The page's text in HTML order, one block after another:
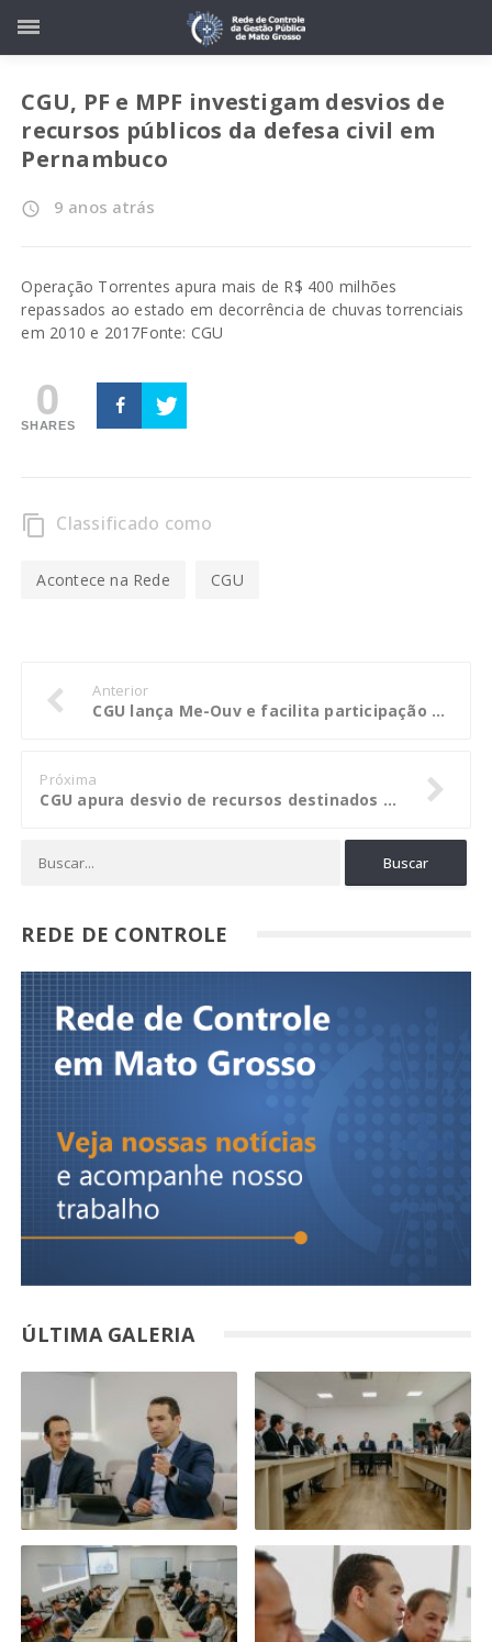
CGU, PF e MPF investigam desvios de
recursos públicos da defesa civil em
Pernambuco
access_time 9 anos atrás
Operação Torrentes apura mais de R$ 400 milhões
repassados ao estado em decorrência de chuvas torrenciais
em 2010 e 2017Fonte: CGU
0
SHARES
content_copy Classificado como
Acontece na Rede CGU
Anterior
CGU lança Me-Ouv e facilita participação de cidadãos na avaliação de políticas públicas
Próxima
CGU apura desvio de recursos destinados à merenda escolar em Castanhal (PA)
REDE DE CONTROLE
ÚLTIMA GALERIA